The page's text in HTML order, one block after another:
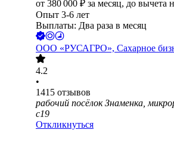
от 380 000 ₽ за месяц, до вычета
Опыт 3-6 лет
Выплаты: Два раза в месяц
ООО «РУСАГРО», Сахарное
4.2
•
1415 отзывов
рабочий посёлок Знаменка,
с19
Откликнуться